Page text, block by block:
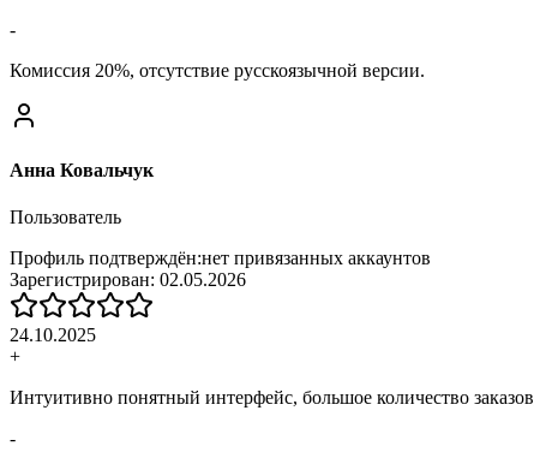
-
Комиссия 20%, отсутствие русскоязычной версии.
Анна Ковальчук
Пользователь
Профиль подтверждён:нет привязанных аккаунтов
Зарегистрирован: 02.05.2026
24.10.2025
+
Интуитивно понятный интерфейс, большое количество
-